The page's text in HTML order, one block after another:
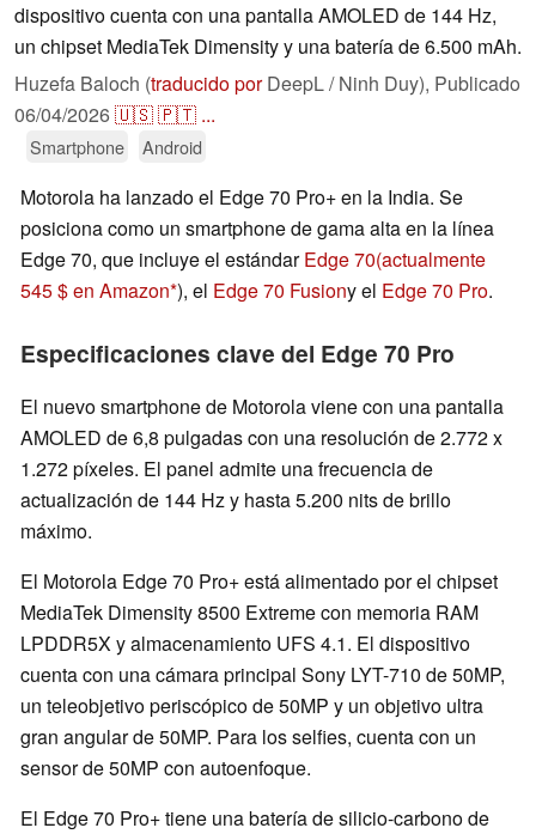
dispositivo cuenta con una pantalla AMOLED de 144 Hz,
un chipset MediaTek Dimensity y una batería de 6.500 mAh.
Huzefa Baloch (traducido porDeepL / Ninh Duy), Publicado
06/04/2026🇺🇸🇵🇹 ...
Smartphone Android
Motorola ha lanzado el Edge 70 Pro+ en la India. Se
posiciona como un smartphone de gama alta en la línea
Edge 70, que incluye el estándarEdge 70(actualmente
545 $ en Amazon ), el Edge 70 Fusiony el Edge 70 Pro.
Especificaciones clave del Edge 70 Pro
El nuevo smartphone de Motorola viene con una pantalla
AMOLED de 6,8 pulgadas con una resolución de 2.772 x
1.272 píxeles. El panel admite una frecuencia de
actualización de 144 Hz y hasta 5.200 nits de brillo
máximo.
El Motorola Edge 70 Pro+ está alimentado por el chipset
MediaTek Dimensity 8500 Extreme con memoria RAM
LPDDR5X y almacenamiento UFS 4.1. El dispositivo
cuenta con una cámara principal Sony LYT-710 de 50MP,
un teleobjetivo periscópico de 50MP y un objetivo ultra
gran angular de 50MP. Para los selfies, cuenta con un
sensor de 50MP con autoenfoque.
El Edge 70 Pro+ tiene una batería de silicio-carbono de